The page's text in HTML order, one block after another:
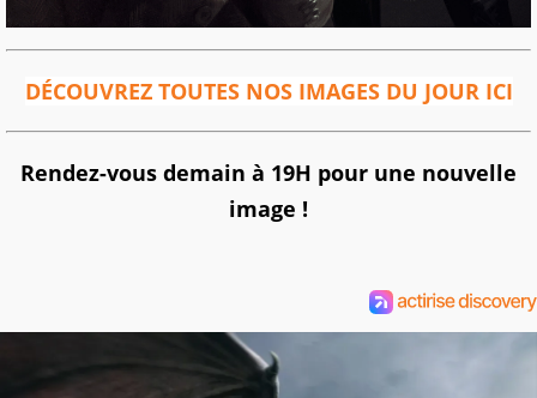
DÉCOUVREZ TOUTES NOS IMAGES DU JOUR ICI
Rendez-vous demain à 19H pour une nouvelle
image !